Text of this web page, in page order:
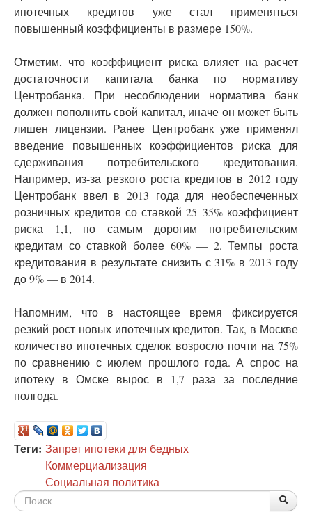
ипотечных кредитов уже стал применяться
повышенный коэффициенты в размере 150%.
Отметим, что коэффициент риска влияет на расчет
достаточности капитала банка по нормативу
Центробанка. При несоблюдении норматива банк
должен пополнить свой капитал, иначе он может быть
лишен лицензии. Ранее Центробанк уже применял
введение повышенных коэффициентов риска для
сдерживания потребительского кредитования.
Например, из-за резкого роста кредитов в 2012 году
Центробанк ввел в 2013 года для необеспеченных
розничных кредитов со ставкой 25–35% коэффициент
риска 1,1, по самым дорогим потребительским
кредитам со ставкой более 60% — 2. Темпы роста
кредитования в результате снизить с 31% в 2013 году
до 9% — в 2014.
Напомним, что в настоящее время фиксируется
резкий рост новых ипотечных кредитов. Так, в Москве
количество ипотечных сделок возросло почти на 75%
по сравнению с июлем прошлого года. А спрос на
ипотеку в Омске вырос в 1,7 раза за последние
полгода.
Теги: Запрет ипотеки для бедных
Коммерциализация
Социальная политика
Форма